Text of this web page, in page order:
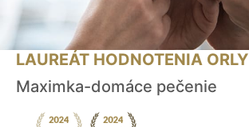
LAUREÁT HODNOTENIA ORLY
Maximka-domáce pečenie